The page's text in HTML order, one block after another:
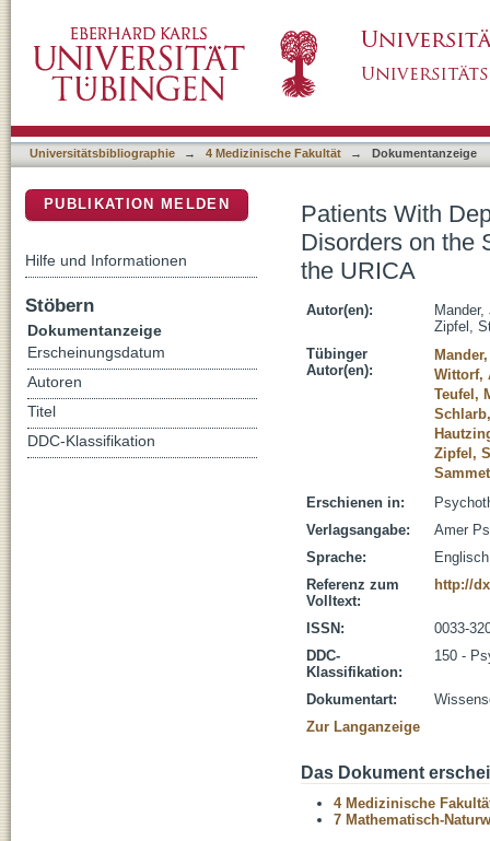
Validation of a Short Version of the URICA
Universitätsbibliographie → 4 Medizinische Fakultät → Dokumentanzeige
Patients With
Disorders on the
the URICA
Autor(en):
Zipfel,
Tübinger
Autor(en):
Wittorf,
Teufel,
Zipfel,
Erschienen in:
Verlagsangabe:
Amer
Sprache:
Englisch
Referenz zum
Volltext:
http://
ISSN:
0033-
DDC-
Klassifikation:
150 -
Dokumentart:
Zur Langanzeige
Das Dokument
4 Medizinische
7 Mathematisch-
PUBLIKATION MELDEN
Hilfe und Informationen
Stöbern
Dokumentanzeige
Erscheinungsdatum
Autoren
Titel
DDC-Klassifikation